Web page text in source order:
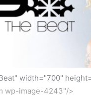
width="700"
wp-image-4243"/>